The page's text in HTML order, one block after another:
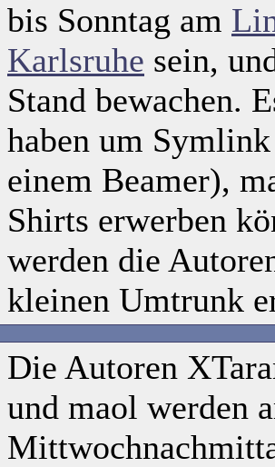
bis Sonntag am
Karlsruhe sein,
Stand bewachen.
haben um
einem Beamer),
Shirts erwerben
werden die
kleinen Umtrunk
Die Autoren
und maol werden